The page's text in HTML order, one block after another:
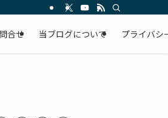
合せ 当ブログについて プライバシ